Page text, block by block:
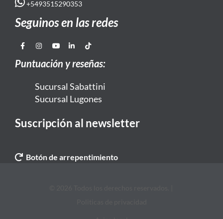
+5493515290353
Seguinos en las redes
Puntuación y reseñas:
Sucursal Sabattini
Sucursal Lugones
Suscripción al newsletter
Botón de arrepentimiento